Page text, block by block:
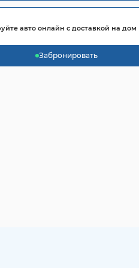
авто онлайн с доставкой на дом
Забронировать